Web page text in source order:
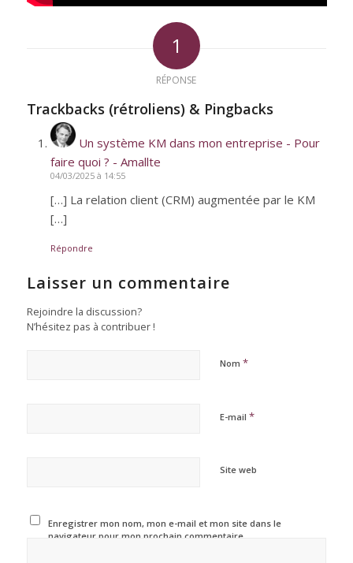
1
RÉPONSE
Trackbacks (rétroliens) & Pingbacks
Un système KM dans mon entreprise - Pour
faire quoi ? - Amallte
04/03/2025 à 14:55
[…] La relation client (CRM) augmentée par le KM
[…]
Répondre
Laisser un commentaire
Rejoindre la discussion?
N’hésitez pas à contribuer !
Nom *
E-mail *
Site web
Enregistrer mon nom, mon e-mail et mon site dans le
navigateur pour mon prochain commentaire.